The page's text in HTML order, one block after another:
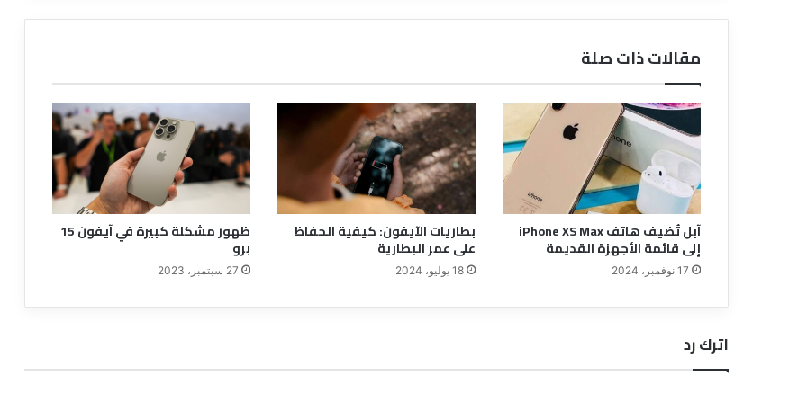
مقالات ذات صلة
آبل تُضيف هاتف iPhone XS Max
إلى قائمة الأجهزة القديمة
17 نوفمبر، 2024
بطاريات الآيفون: كيفية الحفاظ
على عمر البطارية
18 يوليو، 2024
ظهور مشكلة كبيرة في آيفون 15
برو
27 سبتمبر، 2023
اترك رد